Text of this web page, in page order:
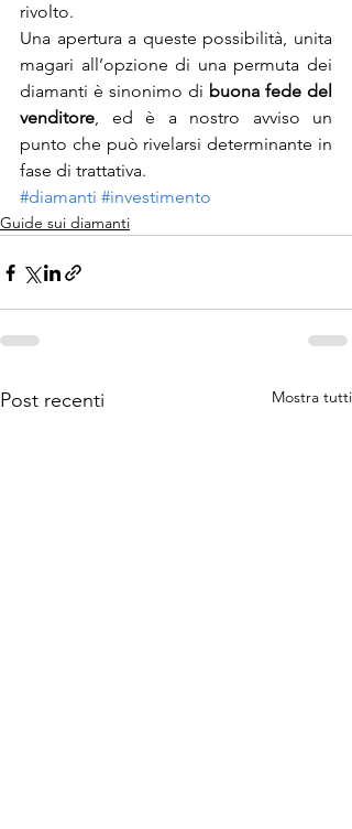
rivolto.
Una apertura a queste possibilità, unita
magari all’opzione di una permuta dei
diamanti è sinonimo di buona fede del
venditore, ed è a nostro avviso un
punto che può rivelarsi determinante in
fase di trattativa.
#diamanti #investimento
Guide sui diamanti
Post recenti Mostra tutti